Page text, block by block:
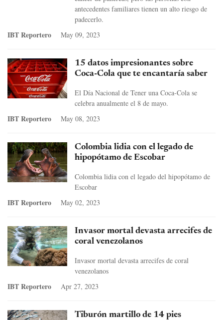
antecedentes familiares tienen un alto riesgo de
padecerlo.
IBT Reportero May 09, 2023
15 datos impresionantes sobre
Coca-Cola que te encantaría saber
El Día Nacional de Tener una Coca-Cola se
celebra anualmente el 8 de mayo.
IBT Reportero May 08, 2023
Colombia lidia con el legado de
hipopótamo de Escobar
Colombia lidia con el legado del hipopótamo de
Escobar
IBT Reportero May 02, 2023
Invasor mortal devasta arrecifes de
coral venezolanos
Invasor mortal devasta arrecifes de coral
venezolanos
IBT Reportero Apr 27, 2023
Tiburón martillo de 14 pies